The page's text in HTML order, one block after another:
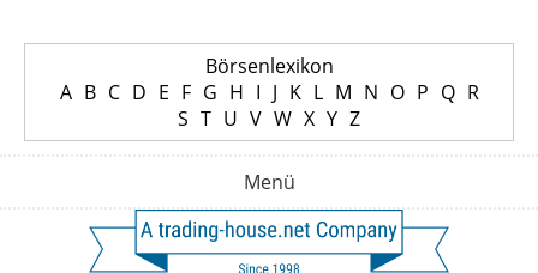
Börsenlexikon
A B C D E F G H I J K L M N O P Q R
S T U V W X Y Z
Menü